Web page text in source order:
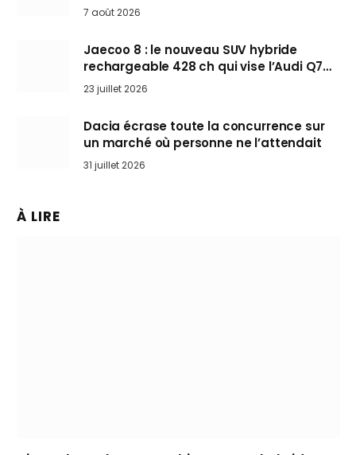
Mini désertent le salon
7 août 2026
Jaecoo 8 : le nouveau SUV hybride
rechargeable 428 ch qui vise l’Audi Q7
arrive en Europe cet automne
23 juillet 2026
Dacia écrase toute la concurrence sur
un marché où personne ne l’attendait
31 juillet 2026
À LIRE